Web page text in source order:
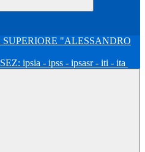
SEZ: ipsia - ipss - ipsasr - iti - ita